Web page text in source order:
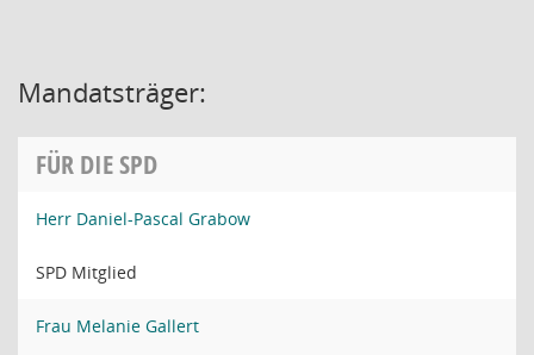
Mandatsträger:
FÜR DIE SPD
Herr Daniel-Pascal Grabow
SPD Mitglied
Frau Melanie Gallert